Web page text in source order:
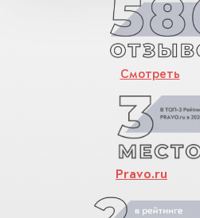
Смотреть
Pravo.ru